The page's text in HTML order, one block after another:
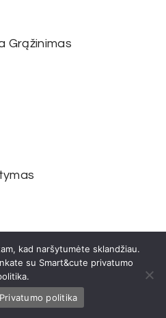
Grąžinimas
kad naršytumėte sklandžiau.
su Smart&cute privatumo
Privatumo politika